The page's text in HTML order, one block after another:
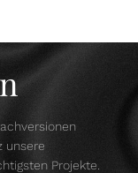
unsere
Projekte.